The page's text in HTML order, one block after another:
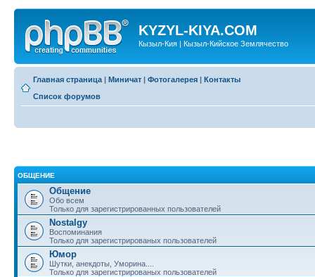
KYZYL-KIYA.COM
Кызыл-Кия | Кызыл-Кийское Землячество
Главная страница | Миничат | Фотогалерея | Контакты
Список форумов
ОБЩЕНИЕ
Общение
Обо всем
Только для зарегистрированных пользователей
Nostalgy
Воспоминания
Только для зарегистрированых пользователей
Юмор
Шутки, анекдоты, Уморина....
Только для зарегистрированых пользователей